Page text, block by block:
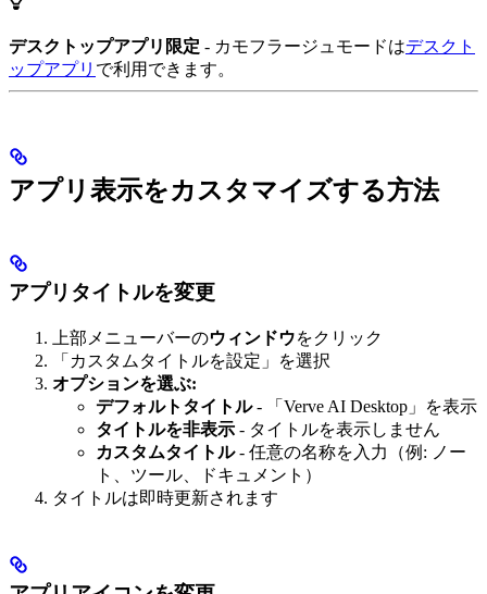
デスクトップアプリ限定 - カモフラージュモードはデスクト
ップアプリ で利用できます。
アプリ表示をカスタマイズする方法
アプリタイトルを変更
上部メニューバーのウィンドウをクリック
「カスタムタイトルを設定」を選択
オプションを選ぶ:
デフォルトタイトル- 「Verve AI Desktop」を表示
タイトルを非表示 - タイトルを表示しません
カスタムタイトル- 任意の名称を入力（例: ノー
ト、ツール、ドキュメント）
タイトルは即時更新されます